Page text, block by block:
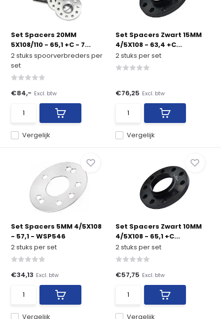
Set Spacers 20MM
5X108/110 - 65,1 +C - 7...
2 stuks spoorverbreders per
set
Vergelijk
€84,- Excl. btw
Set Spacers Zwart 15MM
4/5X108 - 63,4 +C...
2 stuks per set
Vergelijk
€76,25 Excl. btw
Set Spacers 5MM 4/5X108
- 57,1 - WSP546
2 stuks per set
Vergelijk
€34,13 Excl. btw
Set Spacers Zwart 10MM
4/5X108 - 65,1 +C...
2 stuks per set
Vergelijk
€57,75 Excl. btw